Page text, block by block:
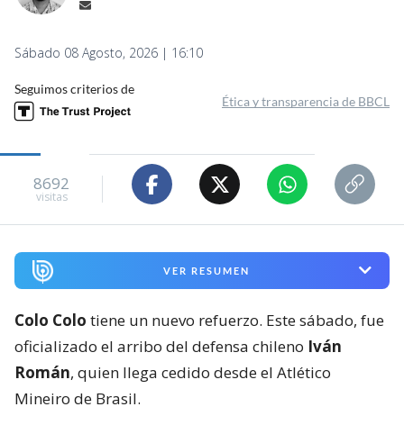
Sábado 08 Agosto, 2026 | 16:10
Seguimos criterios de
Ética y transparencia de BBCL
8692
visitas
VER RESUMEN
Colo Colo tiene un nuevo refuerzo. Este sábado, fue
oficializado el arribo del defensa chileno Iván
Román, quien llega cedido desde el Atlético
Mineiro de Brasil.